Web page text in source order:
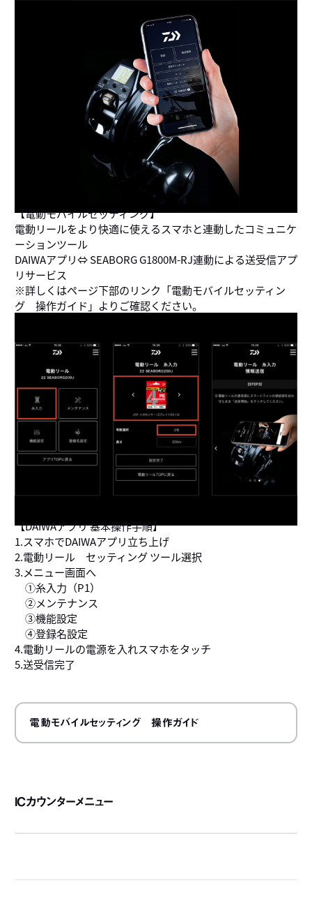
【電動モバイルセッティング】
電動リールをより快適に使えるスマホと連動したコミュニケ
ーションツール
DAIWAアプリ⇔ SEABORG G1800M-RJ連動による送受信アプ
リサービス
※詳しくはページ下部のリンク「電動モバイルセッティン
グ 操作ガイド」よりご確認ください。
【DAIWAアプリ 基本操作手順】
1.スマホでDAIWAアプリ立ち上げ
2.電動リール セッティング ツール選択
3.メニュー画面へ
①糸入力（P1）
②メンテナンス
③機能設定
④登録名設定
4.電動リールの電源を入れスマホをタッチ
5.送受信完了
電動モバイルセッティング 操作ガイド
ICカウンターメニュー